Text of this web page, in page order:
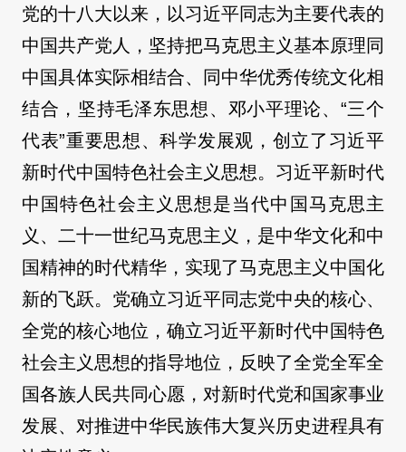
党的十八大以来，以习近平同志为主要代表的
中国共产党人，坚持把马克思主义基本原理同
中国具体实际相结合、同中华优秀传统文化相
结合，坚持毛泽东思想、邓小平理论、“三个
代表”重要思想、科学发展观，创立了习近平
新时代中国特色社会主义思想。习近平新时代
中国特色社会主义思想是当代中国马克思主
义、二十一世纪马克思主义，是中华文化和中
国精神的时代精华，实现了马克思主义中国化
新的飞跃。党确立习近平同志党中央的核心、
全党的核心地位，确立习近平新时代中国特色
社会主义思想的指导地位，反映了全党全军全
国各族人民共同心愿，对新时代党和国家事业
发展、对推进中华民族伟大复兴历史进程具有